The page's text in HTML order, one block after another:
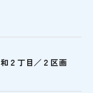
２丁目／２区画